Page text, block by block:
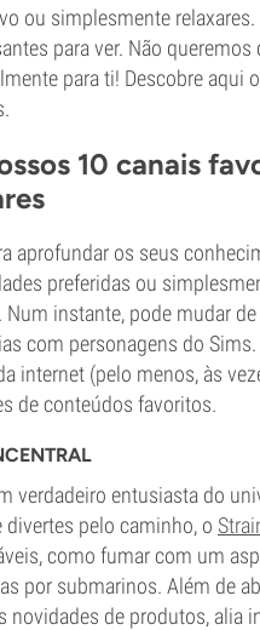
ou simplesmente
para ver. Não
para ti! Descobre aqui
10 canais
aprofundar os seus
preferidas ou
Num instante, pode mudar
com personagens do
internet (pelo menos, às
de conteúdos favoritos.
verdadeiro entusiasta do
divertes pelo caminho, o
como fumar com um
por submarinos. Além de
novidades de produtos, alia